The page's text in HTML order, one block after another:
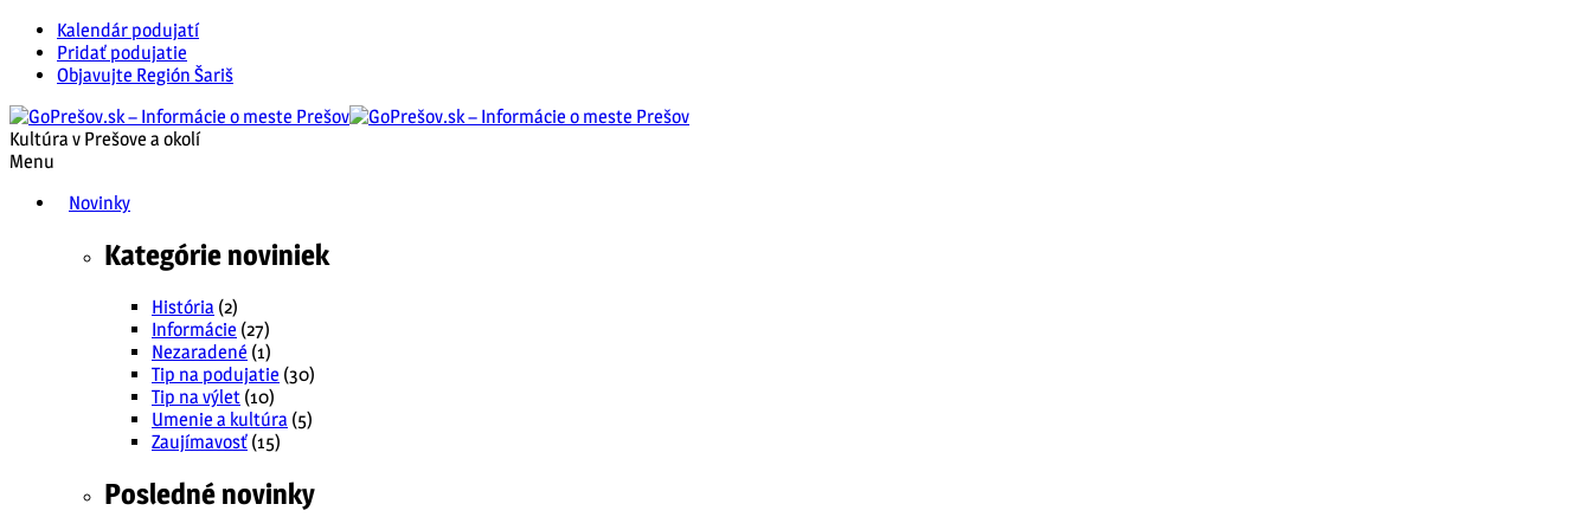
Kalendár podujatí
Pridať podujatie
Objavujte Región Šariš
Kultúra v Prešove a okolí
Menu
Novinky
Kategórie noviniek
História (2)
Informácie (27)
Nezaradené (1)
Tip na podujatie (30)
Tip na výlet (10)
Umenie a kultúra (5)
Zaujímavosť (15)
Posledné novinky